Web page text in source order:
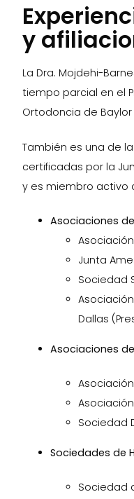
y
La Dra. Mojdehi-
tiempo parcial en el
Ortodoncia de
También es una de
certificadas por la
y es miembro activo
Asociaciones
Junta
Sociedad
Dallas
Asociaciones
Sociedad
Sociedades de
Sociedad